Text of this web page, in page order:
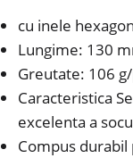
cu inele
Lungime: 130
Greutate: 106
Caracteristica
excelenta a
Compus